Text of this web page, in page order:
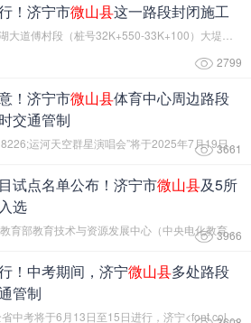
！济宁市微山县这一路段封闭施工
2799
！济宁市微山县体育中心周边路段
交通管制
“微山湖& 8226;运河天空群星演唱会”将于2025年7月19日晚在...
3661
试点名单公布！济宁市微山县及5所
选
6月9日，教育部教育技术与资源发展中心（中央电化教育馆）公...
3966
！中考期间，济宁微山县多处路段
管制
2025年全省中考将于6月13日至15日进行，济宁<font color="#...